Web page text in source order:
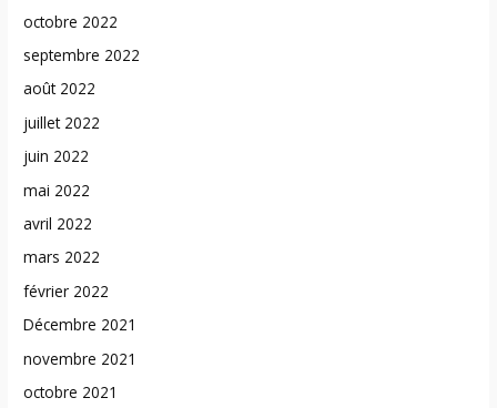
octobre 2022
septembre 2022
août 2022
juillet 2022
juin 2022
mai 2022
avril 2022
mars 2022
février 2022
Décembre 2021
novembre 2021
octobre 2021